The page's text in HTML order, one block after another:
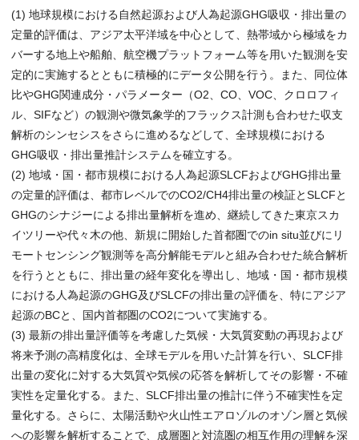
(1) 地球規模における自然起源および人為起源GHG吸収・排出量の
定量的評価は、アジア太平洋域を中心として、熱帯域から極域をカ
バーする地上や船舶、航空機プラットフォーム等を用いた観測を安
定的に実施するとともに積極的にデータ公開を行う。また、同位体
比やGHG関連成分・パラメーター（O2、CO、VOC、クロロフィ
ル、SIFなど）の観測や微気象学的フラックス計測も合わせた収支
解析のシンセシスをさらに進めるなどして、全球規模における
GHG吸収・排出量推計システムを確立する。
(2) 地域・国・都市規模における人為起源SLCFおよびGHG排出量
の定量的評価は、都市レベルでのCO2/CH4排出量の検証とSLCFと
GHGのシナジーによる排出量解析を進め、継続してきた東京スカ
イツリーや代々木の他、新規に開始した首都圏でのin situ並びにリ
モートセンシング観測等を高分解能モデルと組み合わせた統合解析
を行うとともに、排出量の経年変化を導出し、地域・国・都市規模
における人為起源のGHG及びSLCFの排出量の評価を、特にアジア
起源のBCと、国内首都圏のCO2について実施する。
(3) 最新の排出量評価等を考慮した気候・大気質変動の再現および
将来予測の高精度化は、全球モデルを用いた計算を行い、SLCF排
出量の変化に対する大気質や気候の応答を解析してその影響・不確
実性を定量化する。また、SLCF排出量の推計に伴う不確実性を定
量化する。さらに、太陽活動や火山性エアロゾルのオゾン層と気候
への影響を解析することで、成層圏と対流圏の相互作用の理解を深